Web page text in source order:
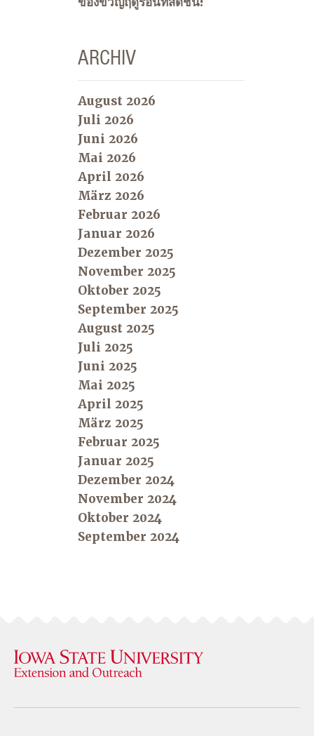
ARCHIV
August 2026
Juli 2026
Juni 2026
Mai 2026
April 2026
März 2026
Februar 2026
Januar 2026
Dezember 2025
November 2025
Oktober 2025
September 2025
August 2025
Juli 2025
Juni 2025
Mai 2025
April 2025
März 2025
Februar 2025
Januar 2025
Dezember 2024
November 2024
Oktober 2024
September 2024